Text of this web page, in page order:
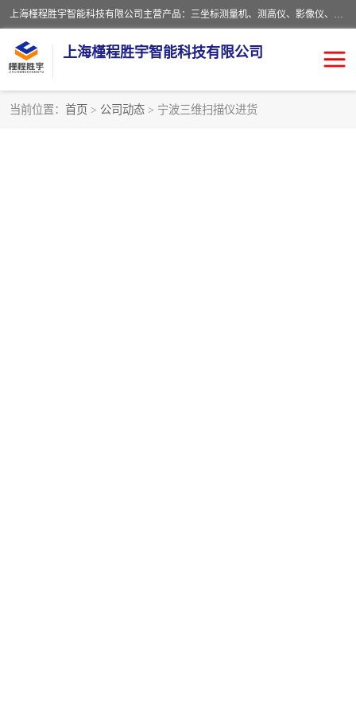
上海槿程胜宇智能科技有限公司主营产品：三坐标测量机、测高仪、影像仪、粗糙度仪、轮廓仪、实验室、测针、卡尺、千分尺、硬度计、三坐标夹具、量规、螺纹规、大理石平台、杠杆表。
上海槿程胜宇智能科技有限公司
当前位置： 首页 > 公司动态 > 宁波三维扫描仪进货